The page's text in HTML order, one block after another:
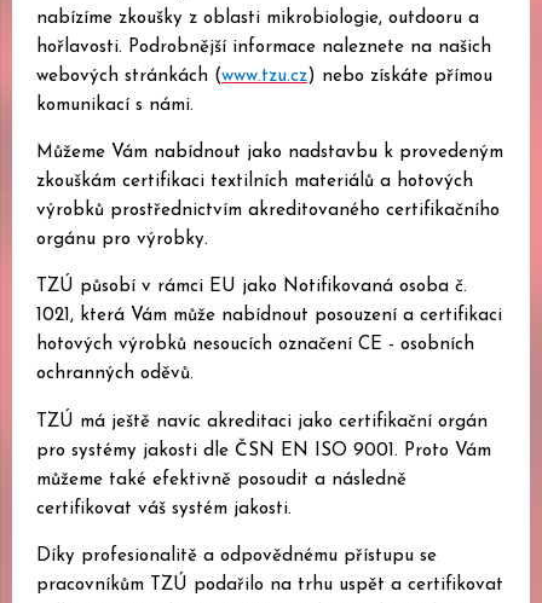
nabízíme zkoušky z oblasti mikrobiologie, outdooru a
hořlavosti. Podrobnější informace naleznete na našich
webových stránkách (www.tzu.cz) nebo získáte přímou
komunikací s námi.
Můžeme Vám nabídnout jako nadstavbu k provedeným
zkouškám certifikaci textilních materiálů a hotových
výrobků prostřednictvím akreditovaného certifikačního
orgánu pro výrobky.
TZÚ působí v rámci EU jako Notifikovaná osoba č.
1021, která Vám může nabídnout posouzení a certifikaci
hotových výrobků nesoucích označení CE - osobních
ochranných oděvů.
TZÚ má ještě navíc akreditaci jako certifikační orgán
pro systémy jakosti dle ČSN EN ISO 9001. Proto Vám
můžeme také efektivně posoudit a následně
certifikovat váš systém jakosti.
Díky profesionalitě a odpovědnému přístupu se
pracovníkům TZÚ podařilo na trhu uspět a certifikovat